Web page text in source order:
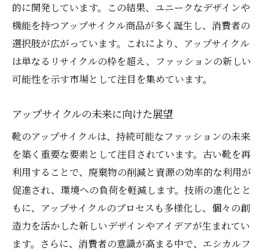
的に開発しています。この結果、ユニークなデザインや
機能を持つアップサイクル商品が多く誕生し、消費者の
選択肢が広がっています。これにより、アップサイクル
は単なるリサイクルの枠を超え、ファッションの新しい
可能性を示す市場として注目を集めています。
アップサイクルの未来に向けた展望
靴のアップサイクルは、持続可能なファッションの未来
を築く重要な要素として注目されています。古い靴を再
利用することで、廃棄物の削減と資源の効率的な利用が
促進され、環境への負荷を軽減します。技術の進化とと
もに、アップサイクルのプロセスも多様化し、個々の創
造力を活かした新しいデザインやアイデアが生まれてい
ます。さらに、消費者の意識が高まる中で、エシカルフ